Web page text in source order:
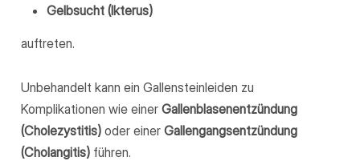
Gelbsucht (Ikterus)
auftreten.
Unbehandelt kann ein Gallensteinleiden zu
Komplikationen wie einerGallenblasenentzündung
(Cholezystitis) oder einerGallengangsentzündung
(Cholangitis) führen.